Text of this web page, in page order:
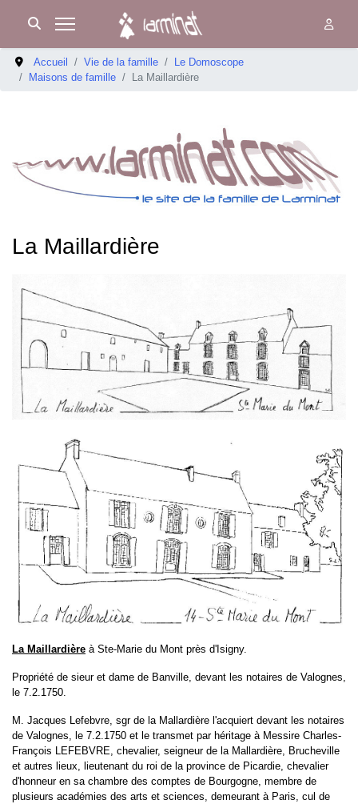
Accueil Vie de la famille
Le Domoscope
Maisons de famille
La Maillardière
La Maillardière
La Maillardière à Ste-Marie du Mont près d'Isigny.
Propriété de sieur et dame de Banville, devant les notaires de Valognes,
le 7.2.1750.
M. Jacques Lefebvre, sgr de la Mallardière l'acquiert devant les notaires
de Valognes, le 7.2.1750 et le transmet par héritage à Messire Charles-
François LEFEBVRE, chevalier, seigneur de la Mallardière, Brucheville
et autres lieux, lieutenant du roi de la province de Picardie, chevalier
d'honneur en sa chambre des comptes de Bourgogne, membre de
plusieurs académies des arts et sciences, demeurant à Paris, cul de